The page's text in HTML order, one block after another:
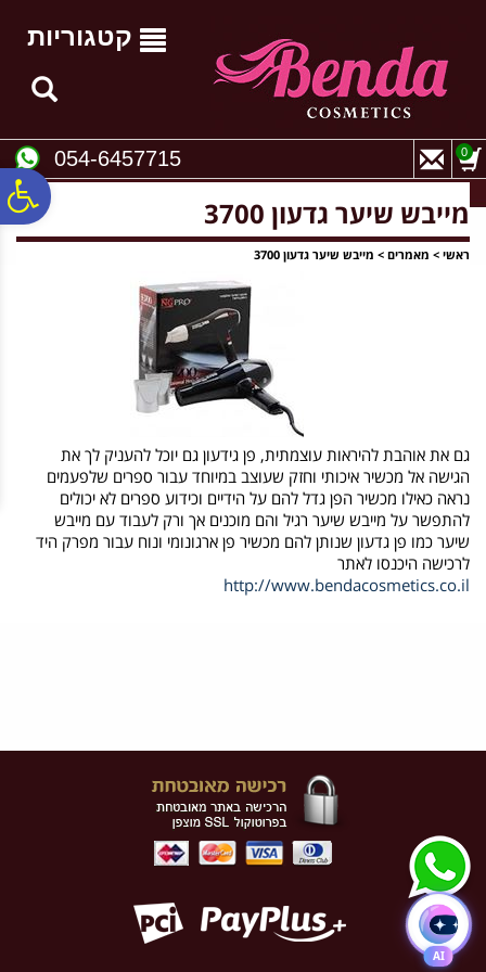
נגישות
קטגוריות
054-6457715 0
מייבש שיער גדעון 3700
ראשי > מאמרים > מייבש שיער גדעון 3700
גם את אוהבת להיראות עוצמתית, פן גידעון גם יוכל להעניק לך את
הגישה אל מכשיר איכותי וחזק שעוצב במיוחד עבור ספרים שלפעמים
נראה כאילו מכשיר הפן גדל להם על הידיים וכידוע ספרים לא יכולים
להתפשר על מייבש שיער רגיל והם מוכנים אך ורק לעבוד עם מייבש
שיער כמו פן גדעון שנותן להם מכשיר פן ארגונומי ונוח עבור מפרק היד
לרכישה היכנסו לאתר
http://www.bendacosmetics.co.il